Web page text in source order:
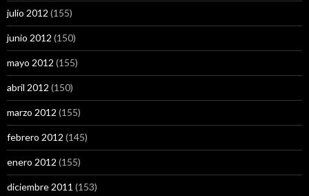
julio 2012 (155)
junio 2012 (150)
mayo 2012 (155)
abril 2012 (150)
marzo 2012 (155)
febrero 2012 (145)
enero 2012 (155)
diciembre 2011 (153)